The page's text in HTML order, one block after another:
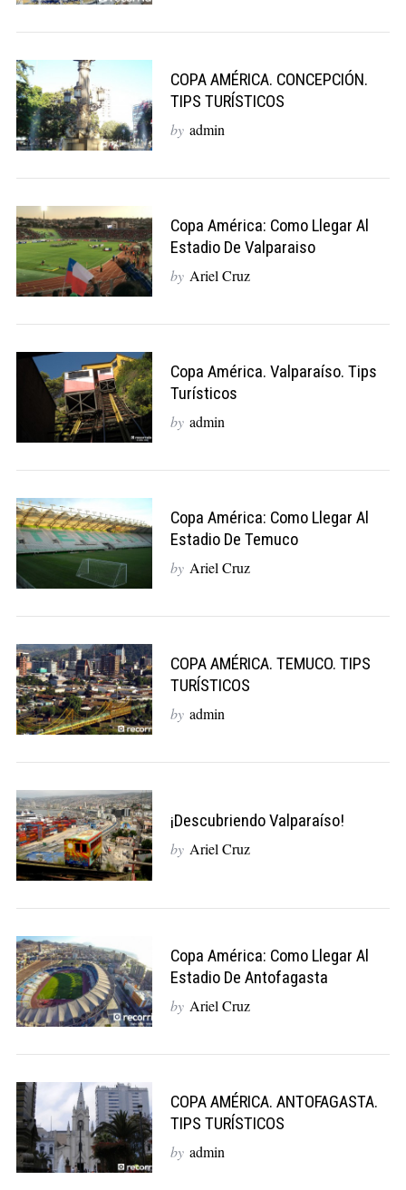
COPA AMÉRICA. CONCEPCIÓN.
TIPS TURÍSTICOS
by admin
Copa América: Como Llegar Al
Estadio De Valparaiso
by Ariel Cruz
Copa América. Valparaíso. Tips
Turísticos
by admin
Copa América: Como Llegar Al
Estadio De Temuco
by Ariel Cruz
COPA AMÉRICA. TEMUCO. TIPS
TURÍSTICOS
by admin
¡Descubriendo Valparaíso!
by Ariel Cruz
Copa América: Como Llegar Al
Estadio De Antofagasta
by Ariel Cruz
COPA AMÉRICA. ANTOFAGASTA.
TIPS TURÍSTICOS
by admin
S
a
c
h
f
o
r